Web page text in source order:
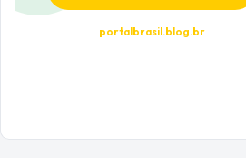
portalbrasil.blog.br